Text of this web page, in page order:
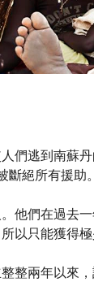
們逃到南
絕所有援助
他們在過去
以只能獲得極
整兩年以來